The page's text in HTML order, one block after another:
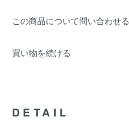
この商品について問い合わせる
買い物を続ける
DETAIL